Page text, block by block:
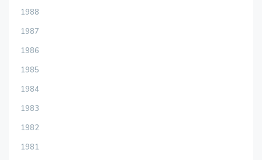
1988
1987
1986
1985
1984
1983
1982
1981